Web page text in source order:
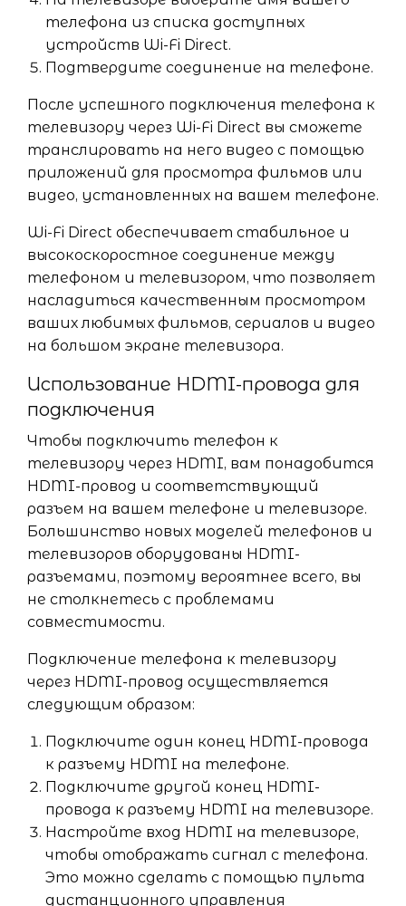
телефона из списка доступных
устройств Wi-Fi Direct.
Подтвердите соединение на телефоне.
После успешного подключения телефона к
телевизору через Wi-Fi Direct вы сможете
транслировать на него видео с помощью
приложений для просмотра фильмов или
видео, установленных на вашем телефоне.
Wi-Fi Direct обеспечивает стабильное и
высокоскоростное соединение между
телефоном и телевизором, что позволяет
насладиться качественным просмотром
ваших любимых фильмов, сериалов и видео
на большом экране телевизора.
Использование HDMI-провода для
подключения
Чтобы подключить телефон к
телевизору через HDMI, вам понадобится
HDMI-провод и соответствующий
разъем на вашем телефоне и телевизоре.
Большинство новых моделей телефонов и
телевизоров оборудованы HDMI-
разъемами, поэтому вероятнее всего, вы
не столкнетесь с проблемами
совместимости.
Подключение телефона к телевизору
через HDMI-провод осуществляется
следующим образом:
Подключите один конец HDMI-провода
к разъему HDMI на телефоне.
Подключите другой конец HDMI-
провода к разъему HDMI на телевизоре.
Настройте вход HDMI на телевизоре,
чтобы отображать сигнал с телефона.
Это можно сделать с помощью пульта
дистанционного управления